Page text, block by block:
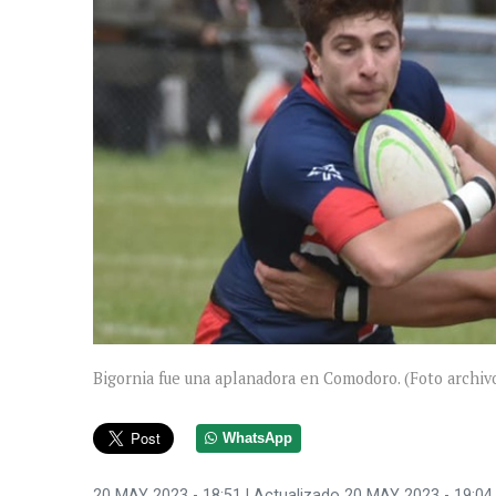
Bigornia fue una aplanadora en Comodoro. (Foto
WhatsApp